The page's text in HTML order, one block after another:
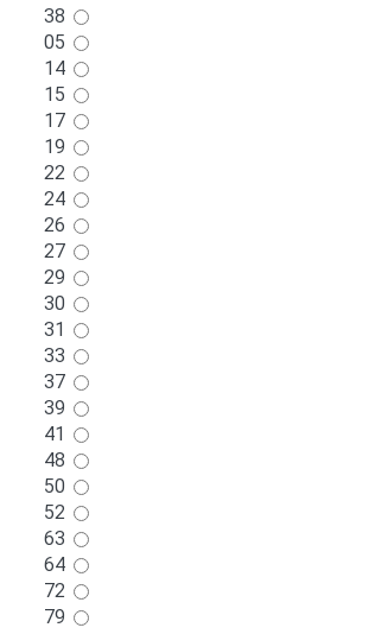
38
05
14
15
17
19
22
24
26
27
29
30
31
33
37
39
41
48
50
52
63
64
72
79